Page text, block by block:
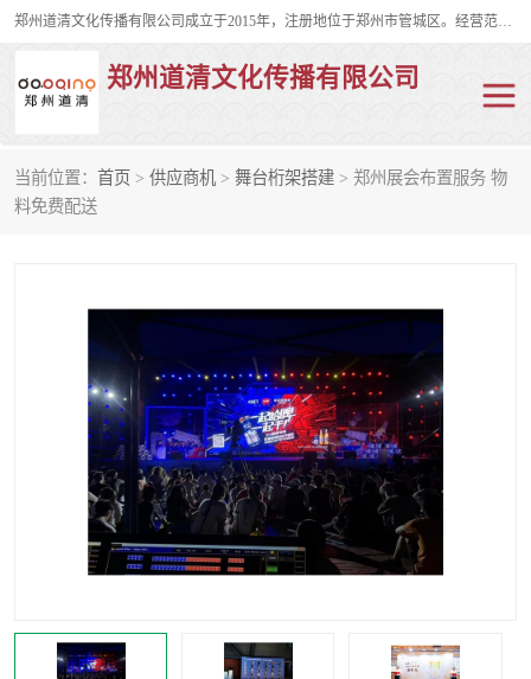
郑州道清文化传播有限公司成立于2015年，注册地位于郑州市管城区。经营范围包括会议及展览服务、庆典礼仪策划、企业形象策划、企业管理咨询、计算机图文设计、制作等。主要产品服务有：舞台桁架搭建，背景板搭建，灯光音响，雷亚舞台搭建、龙门架搭建、会议桌椅租赁、灯光音响租赁、空飘出租、气柱拱门租赁、喷绘写真制作、kt板制作。
郑州道清文化传播有限公司
当前位置： 首页 > 供应商机 > 舞台桁架搭建 > 郑州展会布置服务 物
料免费配送
舞台桁架搭建
truss架出租
kt板制作 场地布置
背景板搭建 雷亚舞台搭建
龙门架搭建 会议桌椅租赁
灯光音响租赁 空飘出租